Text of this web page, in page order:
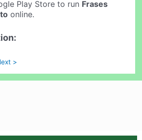
Play Store to run Frases
online.
>